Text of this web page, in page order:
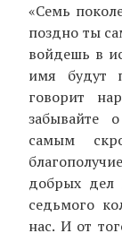
«Семь
поздно ты
войдешь в
имя будут
говорит
забывайте
самым
добрых дел
седьмого
нас. И от